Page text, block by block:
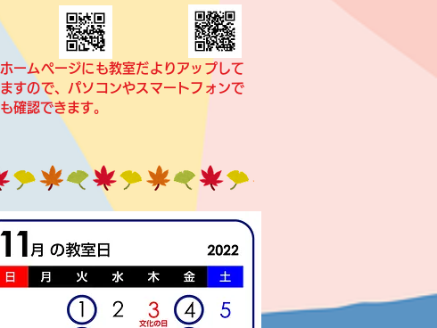
ホームページにも教室だよりアップして
ますので、パソコンやスマートフォンで
も確認できます。